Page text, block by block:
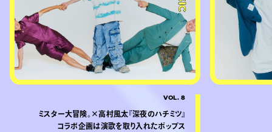
VOL. 8
ミスター大冒険。×高村風太『深夜のハチミツ』
コラボ企画は演歌を取り入れたポップス